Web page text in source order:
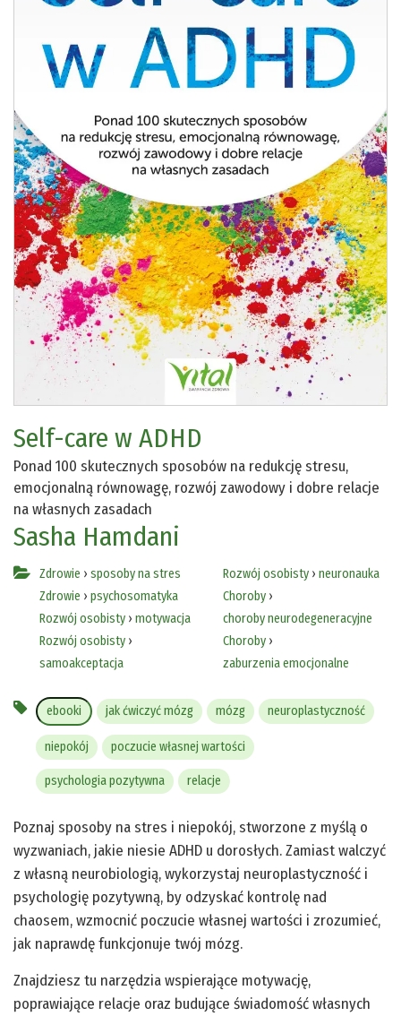
Self-care w ADHD
Ponad 100 skutecznych sposobów na redukcję stresu,
emocjonalną równowagę, rozwój zawodowy i dobre relacje
na własnych zasadach
Sasha Hamdani
Zdrowie › sposoby na stres
Zdrowie › psychosomatyka
Rozwój osobisty › motywacja
Rozwój osobisty ›
samoakceptacja
Rozwój osobisty› neuronauka
Choroby›
choroby neurodegeneracyjne
Choroby›
zaburzenia emocjonalne
ebooki jak ćwiczyć mózg mózg neuroplastyczność
niepokój poczucie własnej wartości
psychologia pozytywna relacje
Poznaj sposoby na stres i niepokój, stworzone z myślą o
wyzwaniach, jakie niesie ADHD u dorosłych. Zamiast walczyć
z własną neurobiologią, wykorzystaj neuroplastyczność i
psychologię pozytywną, by odzyskać kontrolę nad
chaosem, wzmocnić poczucie własnej wartości i zrozumieć,
jak naprawdę funkcjonuje twój mózg.
Znajdziesz tu narzędzia wspierające motywację,
poprawiające relacje oraz budujące świadomość własnych